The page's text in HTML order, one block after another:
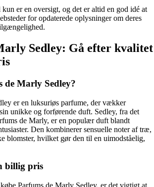
er en oversigt, og det er altid en god idé at
for opdaterede oplysninger om deres
Sedley: Gå efter kvalitet
de Marly Sedley?
er en luksuriøs parfume, der vækker
unikke og forførende duft. Sedley, fra det
de Marly, er en populær duft blandt
Den kombinerer sensuelle noter af træ,
blomster, hvilket gør den til en uimodståelig,
billig pris